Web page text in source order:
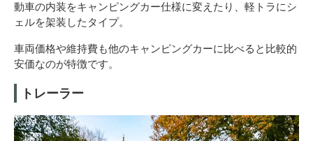
動車の内装をキャンピングカー仕様に変えたり、軽トラにシ
ェルを架装したタイプ。
車両価格や維持費も他のキャンピングカーに比べると比較的
安価なのが特徴です。
トレーラー